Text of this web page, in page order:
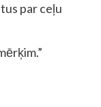
par ceļu